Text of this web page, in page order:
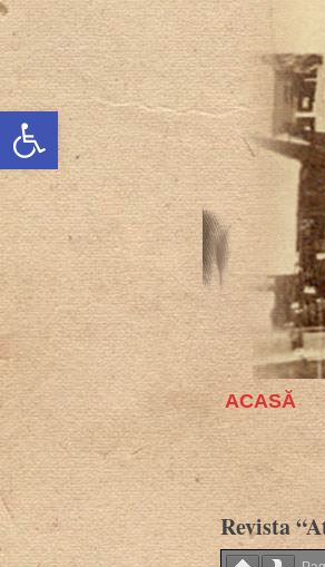
Deschide bara de unelte
ACASĂ
Revista